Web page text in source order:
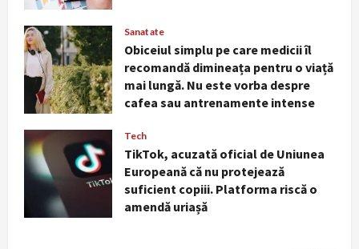
Sanatate
Obiceiul simplu pe care medicii îl
recomandă dimineața pentru o viață
mai lungă. Nu este vorba despre
cafea sau antrenamente intense
Tech
TikTok, acuzată oficial de Uniunea
Europeană că nu protejează
suficient copiii. Platforma riscă o
amendă uriașă
5
mai lungă. Nu este vorba despre
cafea sau antrenamente intense
July 29, 2026
1
Stiri interesante
Cum te ferești de insolație în zilele
impun intervenție medicală
imediată
August 7, 2026
Noutati
Marile magazine reduc consumul de